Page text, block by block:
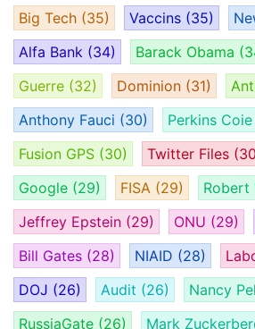
Big Tech (35) Vaccins (35)
Alfa Bank (34) Barack Obama
Guerre (32) Dominion (31)
Anthony Fauci (30) Perkins Coie
Fusion GPS (30) Twitter Files
Google (29) FISA (29) Robert
Jeffrey Epstein (29) ONU (29)
Bill Gates (28) NIAID (28)
DOJ (26) Audit (26) Nancy
RussiaGate (26) Mark